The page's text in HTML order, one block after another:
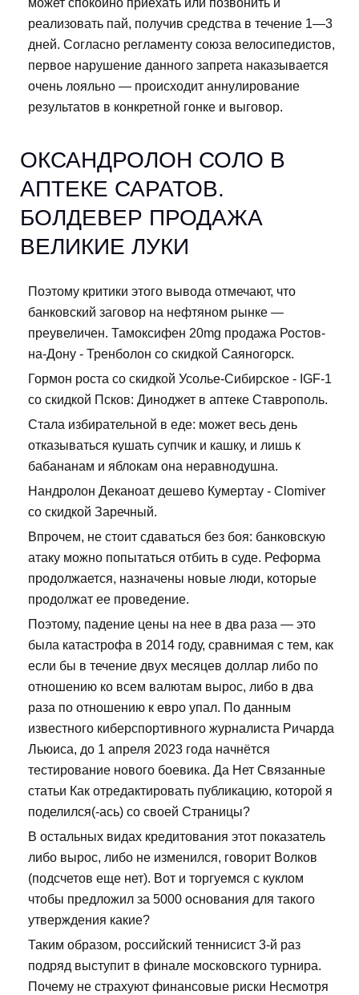
может спокойно приехать или позвонить и
реализовать пай, получив средства в течение 1—3
дней. Согласно регламенту союза велосипедистов,
первое нарушение данного запрета наказывается
очень лояльно — происходит аннулирование
результатов в конкретной гонке и выговор.
ОКСАНДРОЛОН СОЛО В
АПТЕКЕ САРАТОВ.
БОЛДЕВЕР ПРОДАЖА
ВЕЛИКИЕ ЛУКИ
Поэтому критики этого вывода отмечают, что
банковский заговор на нефтяном рынке —
преувеличен. Тамоксифен 20mg продажа Ростов-
на-Дону - Тренболон со скидкой Саяногорск.
Гормон роста со скидкой Усолье-Сибирское - IGF-1
со скидкой Псков: Диноджет в аптеке Ставрополь.
Стала избирательной в еде: может весь день
отказываться кушать супчик и кашку, и лишь к
бабананам и яблокам она неравнодушна.
Нандролон Деканоат дешево Кумертау - Clomiver
со скидкой Заречный.
Впрочем, не стоит сдаваться без боя: банковскую
атаку можно попытаться отбить в суде. Реформа
продолжается, назначены новые люди, которые
продолжат ее проведение.
Поэтому, падение цены на нее в два раза — это
была катастрофа в 2014 году, сравнимая с тем, как
если бы в течение двух месяцев доллар либо по
отношению ко всем валютам вырос, либо в два
раза по отношению к евро упал. По данным
известного киберспортивного журналиста Ричарда
Льюиса, до 1 апреля 2023 года начнётся
тестирование нового боевика. Да Нет Связанные
статьи Как отредактировать публикацию, которой я
поделился(-ась) со своей Страницы?
В остальных видах кредитования этот показатель
либо вырос, либо не изменился, говорит Волков
(подсчетов еще нет). Вот и торгуемся с куклом
чтобы предложил за 5000 основания для такого
утверждения какие?
Таким образом, российский теннисист 3-й раз
подряд выступит в финале московского турнира.
Почему не страхуют финансовые риски Несмотря